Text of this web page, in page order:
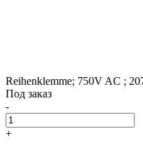
Reihenklemme; 750V AC ;
Под заказ
-
+